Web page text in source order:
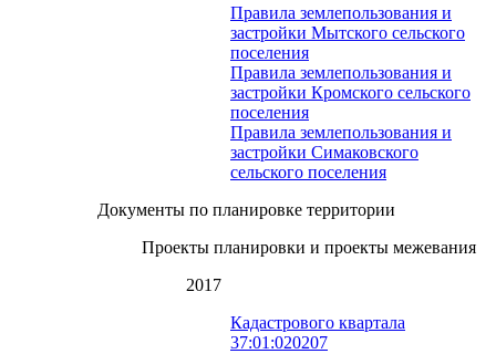
Правила землепользования и
застройки Мытского сельского
поселения
Правила землепользования и
застройки Кромского сельского
поселения
Правила землепользования и
застройки Симаковского
сельского поселения
Документы по планировке территории
Проекты планировки и проекты межевания
2017
Кадастрового квартала
37:01:020207